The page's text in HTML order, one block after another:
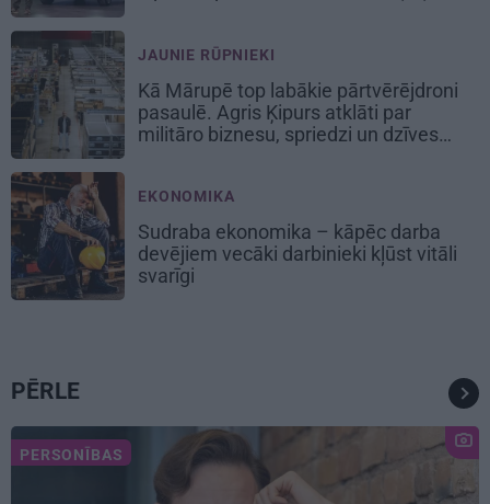
JAUNIE RŪPNIEKI
Kā Mārupē top labākie pārtvērējdroni
pasaulē. Agris Ķipurs atklāti par
militāro biznesu, spriedzi un dzīves
EKONOMIKA
Sudraba ekonomika – kāpēc darba
devējiem vecāki darbinieki kļūst vitāli
svarīgi
PĒRLE
PERSONĪBAS